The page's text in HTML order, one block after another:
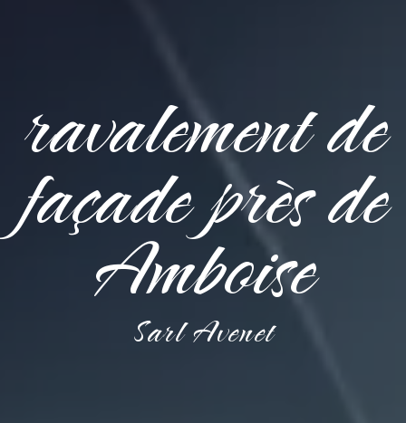
ravalement de
façade près de
Amboise
Sarl Avenet